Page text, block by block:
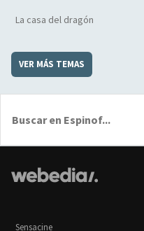
La casa del dragón
VER MÁS TEMAS
Sensacine